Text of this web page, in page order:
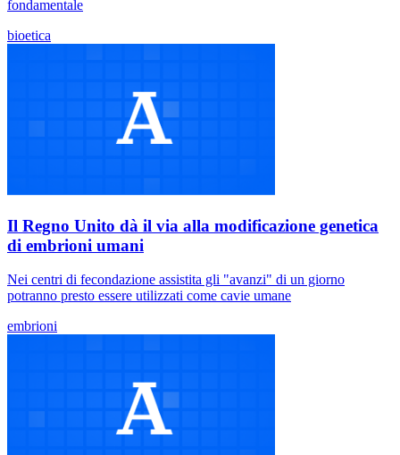
fondamentale
bioetica
Il Regno Unito dà il via alla modificazione genetica
di embrioni umani
Nei centri di fecondazione assistita gli "avanzi" di un giorno
potranno presto essere utilizzati come cavie umane
embrioni